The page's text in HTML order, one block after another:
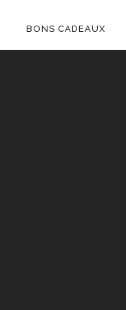
BONS CADEAUX